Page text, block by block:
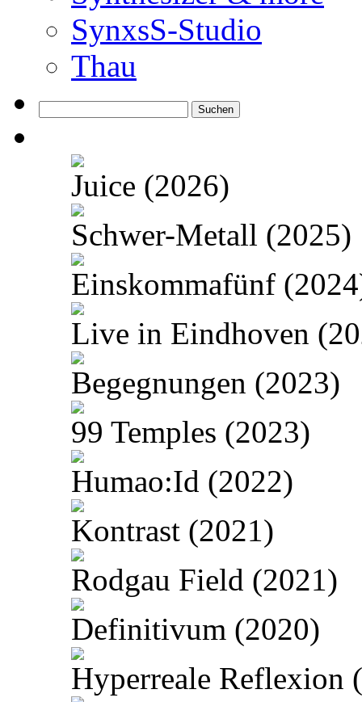
SynxsS-Studio
Thau
nach:
Juice (2026)
Schwer-Metall (2025)
Einskommafünf
Live in Eindhoven
Begegnungen (2023)
99 Temples (2023)
Humao:Id (2022)
Kontrast (2021)
Rodgau Field (2021)
Definitivum (2020)
Hyperreale Reflexion